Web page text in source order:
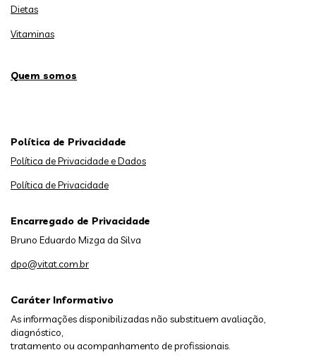
Dietas
Vitaminas
Quem somos
Caráter Informativo
As informações disponibilizadas não substituem avaliação,
diagnóstico,
tratamento ou acompanhamento de profissionais.
Política de Privacidade
Política de Privacidade e Dados
Política de Privacidade
Encarregado de Privacidade
Bruno Eduardo Mizga da Silva
dpo@vitat.com.br